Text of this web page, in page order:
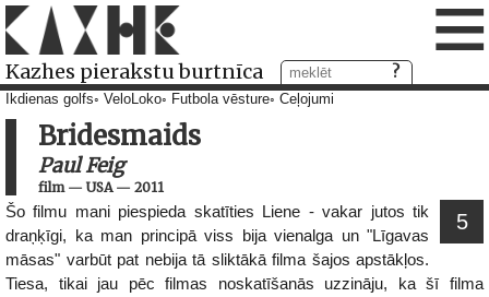
Kazhes pierakstu burtnīca ≡
Ikdienas golfs VeloLoko Futbola vēsture Ceļojumi
Bridesmaids
Paul Feig
film— USA— 2011
5
Šo filmu mani piespieda skatīties Liene - vakar jutos tik
draņķīgi, ka man principā viss bija vienalga un "Līgavas
māsas" varbūt pat nebija tā sliktākā filma šajos apstākļos.
Tiesa, tikai jau pēc filmas noskatīšanās uzzināju, ka šī filma